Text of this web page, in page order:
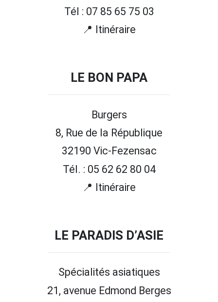
Tél : 07 85 65 75 03
📍 Itinéraire
LE BON PAPA
Burgers
8, Rue de la République
32190 Vic-Fezensac
Tél. : 05 62 62 80 04
📍 Itinéraire
LE PARADIS D’ASIE
Spécialités asiatiques
21, avenue Edmond Berges